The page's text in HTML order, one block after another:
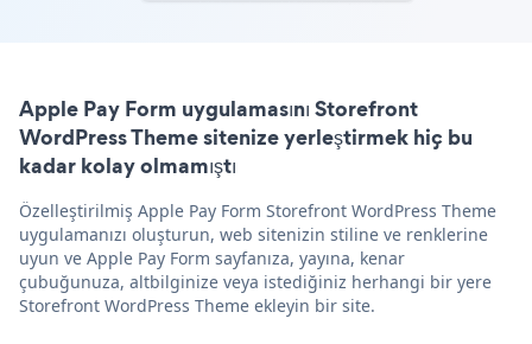
Apple Pay Form uygulamasını Storefront
WordPress Theme sitenize yerleştirmek hiç bu
kadar kolay olmamıştı
Özelleştirilmiş Apple Pay Form Storefront WordPress Theme
uygulamanızı oluşturun, web sitenizin stiline ve renklerine
uyun ve Apple Pay Form sayfanıza, yayına, kenar
çubuğunuza, altbilginize veya istediğiniz herhangi bir yere
Storefront WordPress Theme ekleyin bir site.